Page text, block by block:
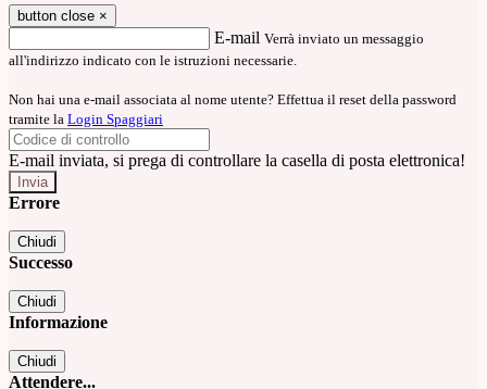
button close ×
E-mail Verrà inviato un messaggio
all'indirizzo indicato con le istruzioni necessarie.
Non hai una e-mail associata al nome utente? Effettua il reset della password
tramite la Login Spaggiari
E-mail inviata, si prega di controllare la casella di posta elettronica!
Errore
Chiudi
Successo
Chiudi
Informazione
Chiudi
Attendere...